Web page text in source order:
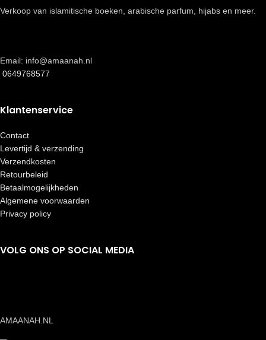
Verkoop van islamitische boeken, arabische parfum, hijabs en meer.
Email: info@amaanah.nl
0649768577
Klantenservice
Contact
Levertijd & verzending
Verzendkosten
Retourbeleid
Betaalmogelijkheden
Algemene voorwaarden
Privacy policy
VOLG ONS OP SOCIAL MEDIA
AMAANAH.NL